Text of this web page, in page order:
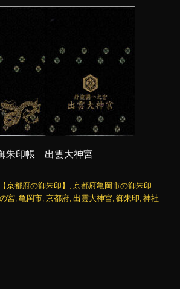
朱印帳 出雲大神宮
カ【京都府の御朱印】 ,京都府亀岡市の御朱印
宮 ,亀岡市 ,京都府 ,出雲大神宮 ,御朱印 ,神社